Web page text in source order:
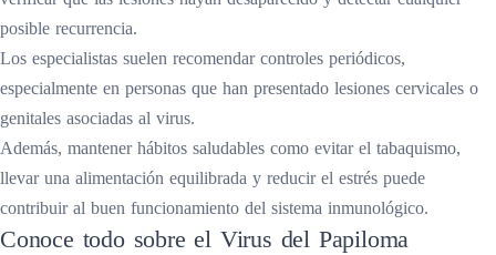
posible recurrencia.
Los especialistas suelen recomendar controles periódicos,
especialmente en personas que han presentado lesiones cervicales o
genitales asociadas al virus.
Además, mantener hábitos saludables como evitar el tabaquismo,
llevar una alimentación equilibrada y reducir el estrés puede
contribuir al buen funcionamiento del sistema inmunológico.
Conoce todo sobre el Virus del Papiloma